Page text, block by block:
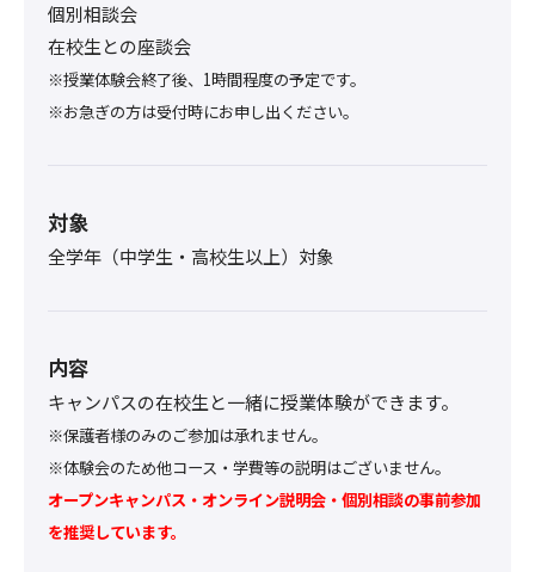
個別相談会
在校生との座談会
※授業体験会終了後、1時間程度の予定です。
※お急ぎの方は受付時にお申し出ください。
対象
全学年（中学生・高校生以上）対象
内容
キャンパスの在校生と一緒に授業体験ができます。
※保護者様のみのご参加は承れません。
※体験会のため他コース・学費等の説明はございません。
オープンキャンパス・オンライン説明会・個別相談の事前参加
を推奨しています。